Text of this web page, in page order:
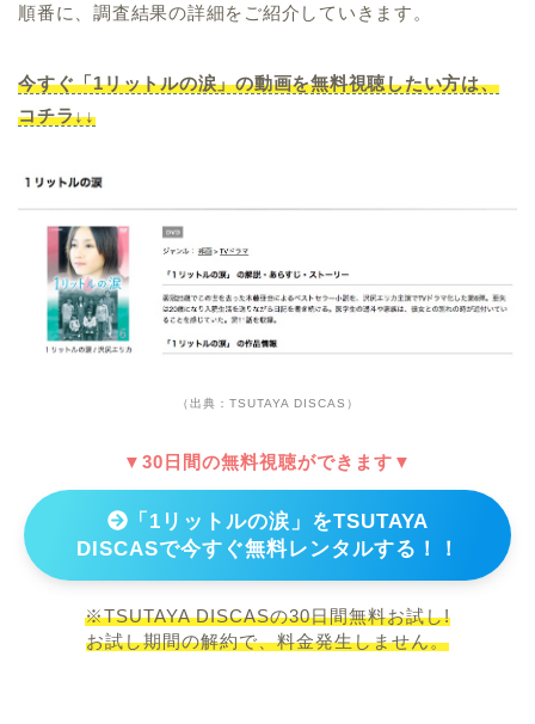
順番に、調査結果の詳細をご紹介していきます。
今すぐ「1リットルの涙」の動画を無料視聴したい方は、
コチラ↓↓
（出典：TSUTAYA DISCAS）
▼30日間の無料視聴ができます▼
「1リットルの涙」をTSUTAYA
DISCASで今すぐ無料レンタルする！！
※TSUTAYA DISCASの30日間無料お試し!
お試し期間の解約で、料金発生しません。